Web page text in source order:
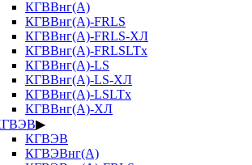
КГВВнг(А)
КГВВнг(А)-FRLS
КГВВнг(А)-FRLS-ХЛ
КГВВнг(А)-FRLSLTx
КГВВнг(А)-LS
КГВВнг(А)-LS-ХЛ
КГВВнг(А)-LSLTx
КГВВнг(А)-ХЛ
▶
КГВЭВ
КГВЭВнг(А)